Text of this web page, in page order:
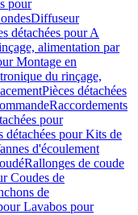
pour
Diffuseur
détachées pour A
alimentation par
Montage en
du rinçage,
Pièces détachées
Raccordements
pour
détachées pour Kits de
d'écoulement
Rallonges de coude
Coudes de
de
Lavabos pour